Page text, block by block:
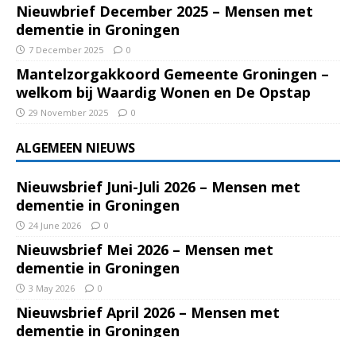
Nieuwbrief December 2025 – Mensen met
dementie in Groningen
7 December 2025 0
Mantelzorgakkoord Gemeente Groningen –
welkom bij Waardig Wonen en De Opstap
29 November 2025 0
ALGEMEEN NIEUWS
Nieuwsbrief Juni-Juli 2026 – Mensen met
dementie in Groningen
24 June 2026 0
Nieuwsbrief Mei 2026 – Mensen met
dementie in Groningen
3 May 2026 0
Nieuwsbrief April 2026 – Mensen met
dementie in Groningen